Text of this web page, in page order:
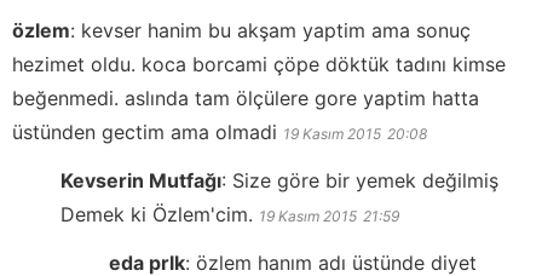
özlem: kevser hanim bu akşam yaptim ama sonuç
hezimet oldu. koca borcami çöpe döktük tadını kimse
beğenmedi. aslında tam ölçülere gore yaptim hatta
üstünden gectim ama olmadi 19 Kasım 2015 20:08
Kevserin Mutfağı: Size göre bir yemek değilmiş
Demek ki Özlem'cim. 19 Kasım 2015 21:59
eda prlk: özlem hanım adı üstünde diyet